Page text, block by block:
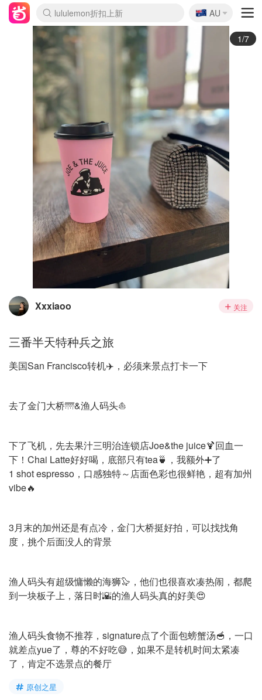
lululemon折扣上新
Sasa美妆护肤3.5折
SSENSE年中3折
FreshBeauty好价汇总
Cettire降价+叠9折
WWS Coles超市实拍
viagogo二手票捡漏
Myer超级周末1折
The Outnet奢牌1折起
David Jones 3折起
Flannels大牌1折
Perfumes Club护肤1折
AMIRO返校季6.2折
Amazon折扣汇总
eToro入金$200送$50
Amazon数码好物
ICONIC本周7.5折
ThedoubleF高奢地板价
Moose Knuckles 6折
丝芙兰5折起
EUFY官网3.7折起
Selenichast首饰2折
Trip机票酒店促销
YSL送5件彩妆礼
Amazon家居好物
Amazon美妆护肤
雅漾大喷$8
过敏原检测盒$33
伊索独家赠50ml沐浴露
科颜氏清仓3折
SEALIFE海洋馆门票6折
丝塔芙大白罐$16
订阅Newsletter送香薰
Cult Beauty 6.8折
Harrods圣诞日历2.3折
LN-CC奢牌私促3折
d'Alba空姐喷雾$16
EVE LOM套装逆天2折
Bernardelli独家4折
Adore Beauty 6折起
CT圣诞日历
Mytheresa奢品2.7折
Luxury Escapes 9折
Currentbody美容仪9折
MOON Garden Live
Roborock扫地机3.7折
Tingo Life水杯$24
Valentino官网5折
CR洗发护发6.3折
修丽可套装7.4折
Myer彩妆2件7折
GANNI官网4.5折
Stylevana韩妆4折
Tessabit高奢8.5折
OGX洗护4折
Amazon阿德莱德次日达
卡诗8.5折+赠礼
Philips Hue灯具8折
🇦🇺
AU
2/7
Xxxiaoo 关注
三番半天特种兵之旅
美国San Francisco转机✈️，必须来景点打卡一下
去了金门大桥🌁&渔人码头⛵️
下了飞机，先去果汁三明治连锁店Joe&the juice🍹回血一
下！Chai Latte好好喝，底部只有tea🍵，我额外➕了
1 shot espresso，口感独特～店面色彩也很鲜艳，超有加州
vibe🔥
3月末的加州还是有点冷，金门大桥挺好拍，可以找找角
度，挑个后面没人的背景
渔人码头有超级慵懒的海狮🦭，他们也很喜欢凑热闹，都爬
到一块板子上，落日时🌇的渔人码头真的好美😍
渔人码头食物不推荐，signature点了个面包螃蟹汤🥣，一口
就差点yue了，尊的不好吃😅，如果不是转机时间太紧凑
了，肯定不选景点的餐厅
原创之星